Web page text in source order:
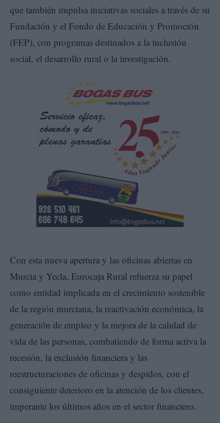
que también impulsa iniciativas sociales a través de su
Fundación y el Fondo de Educación y Promoción
(FEP), con programas destinados a la inclusión
social, el desarrollo rural o la investigación.
Con esta nueva apertura y las oficinas abiertas en
Murcia y Yecla, Eurocaja Rural refuerza su papel
como entidad implicada en el crecimiento sostenible
de la región murciana, la reactivación económica, la
generación de empleo y la mejora de la calidad de
vida de las personas, combatiendo de forma activa la
recesión, la exclusión financiera y las
reestructuraciones de oficinas y despidos, con el
consiguiente deterioro en la atención de los clientes,
imperante los últimos años en el sector financiero.